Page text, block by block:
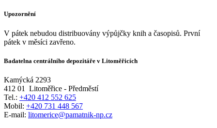
Upozornění
V pátek nebudou distribuovány výpůjčky knih a časopisů. První
pátek v měsíci zavřeno.
Badatelna centrálního depozitáře v Litoměřicích
Kamýcká 2293
412 01
Litoměřice - Předměstí
Tel.: +420 412 552 625
Mobil: +420 731 448 567
E-mail: litomerice@pamatnik-np.cz